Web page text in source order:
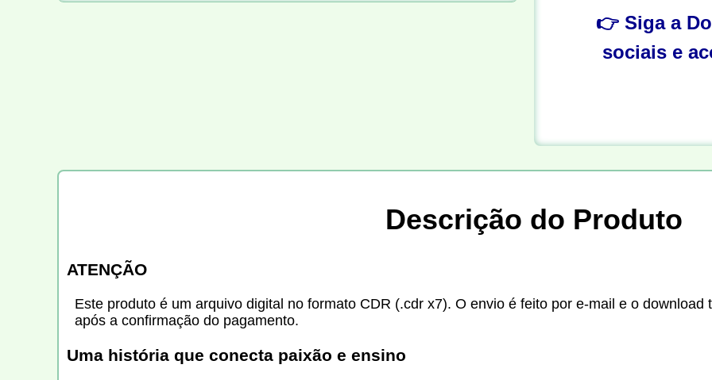
👉 Siga a
sociais e
Descrição do Produto
ATENÇÃO
Este produto é um arquivo digital no formato CDR (.cdr x7). O envio é feito por e-mail e o
após a confirmação do pagamento.
Uma história que conecta paixão e ensino